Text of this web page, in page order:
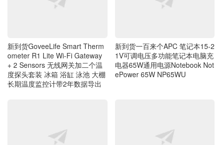
度探头套装 冰箱 浴缸 泳池 大棚
长期温度监控计带2年数据导出
ePower 65W NP65WU
坚持 没有什么不可能 毎天八公 新到货原装HDMI母头转DVI公头